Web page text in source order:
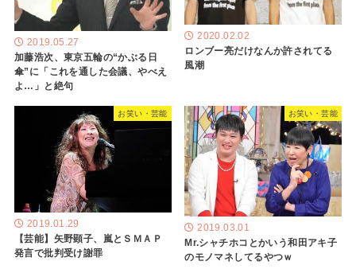
2019.05.27
加藤浩次、東京五輪の“かぶる日
傘”に「これを通した会議、やべえ
よ…」と絶句
2020.02.02
ロンブー亮だけなんか許されてる
風潮
お笑い・芸能
2019.01.29
【芸能】矢野顕子、嵐とＳＭＡＰ
発言で批判受け謝罪
お笑い・芸能
2019.03.01
Mr.シャチホコとかいう和田アキ子
のモノマネしてるやつｗ